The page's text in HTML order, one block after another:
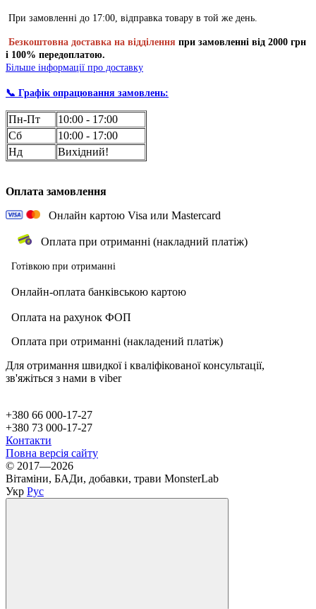
При замовленні до 17:00, відправка товару в той же день.
Безкоштовна доставка на відділення при замовленні від 2000 грн
і 100% передоплатою.
Більше інформації про доставку
📞 Графік опрацювання замовлень:
Пн-Пт
10:00 - 17:00
Сб
10:00 - 17:00
Нд
Вихідний!
Оплата замовлення
Онлайн картою Visa или Mastercard
Оплата при отриманні (накладний платіж)
Готівкою при отриманні
Онлайн-оплата банківською картою
Оплата на рахунок ФОП
Оплата при отриманні (накладений платіж)
Для отримання швидкої і кваліфікованої консультації,
зв'яжіться з нами в viber
+380 66 000-17-27
+380 73 000-17-27
Контакти
Повна версія сайту
© 2017—2026
Вітаміни, БАДи, добавки, трави MonsterLab
Укр Рус